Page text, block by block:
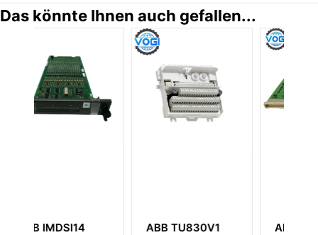
Das könnte Ihnen auch gefallen...
ABB 216VC62A